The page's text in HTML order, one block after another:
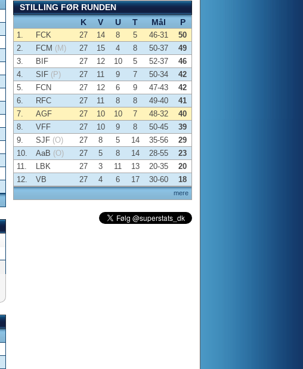
STILLING FØR RUNDEN
K
V U T Mål P
mere
1. FCK 27 14 8 5 46-31
50
2.
FCM (M) 27 15 4 8 50-37
49
3.
BIF 27 12 10 5 52-37
46
4.
SIF (P) 27 11 9 7 50-34
42
5.
FCN 27 12 6 9 47-43
42
6.
RFC 27 11 8 8 49-40
41
7.
AGF 27 10 10 7 48-32
40
8.
VFF 27 10 9 8 50-45
39
9.
SJF (O) 27 8 5 14 35-56
29
10.
AaB (O) 27 5 8 14 28-55
23
11.
LBK 27 3 11 13 20-35
20
12.
VB 27 4 6 17 30-60 18